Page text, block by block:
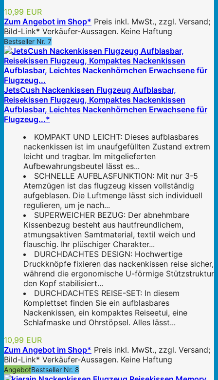
10,99 EUR
Zum Angebot im Shop* Preis inkl. MwSt., zzgl. Versand;
Bild-Link* Verkäufer-Aussagen. Keine Haftung
Bestseller Nr. 7
JetsCush Nackenkissen Flugzeug Aufblasbar,
Reisekissen Flugzeug, Kompaktes Nackenkissen
Aufblasbar, Leichtes Nackenhörnchen Erwachsene für
Flugzeug...*
KOMPAKT UND LEICHT: Dieses aufblasbares
nackenkissen ist im unaufgefüllten Zustand extrem
leicht und tragbar. Im mitgelieferten
Aufbewahrungsbeutel lässt es...
SCHNELLE AUFBLASFUNKTION: Mit nur 3-5
Atemzügen ist das flugzeug kissen vollständig
aufgeblasen. Die Luftmenge lässt sich individuell
regulieren, um je nach...
SUPERWEICHER BEZUG: Der abnehmbare
Kissenbezug besteht aus hautfreundlichem,
atmungsaktiven Samtmaterial, textil weich und
flauschig. Ihr plüschiger Charakter...
DURCHDACHTES DESIGN: Hochwertige
Druckknöpfe fixieren das nackenkissen reise sicher,
während die ergonomische U-förmige Stützstruktur
den Kopf stabilisiert...
DURCHDACHTES REISE-SET: In diesem
Komplettset finden Sie ein aufblasbares
Nackenkissen, ein kompaktes Reiseetui, eine
Schlafmaske und Ohrstöpsel. Alles lässt...
10,99 EUR
Zum Angebot im Shop* Preis inkl. MwSt., zzgl. Versand;
Bild-Link* Verkäufer-Aussagen. Keine Haftung
AngebotBestseller Nr. 8